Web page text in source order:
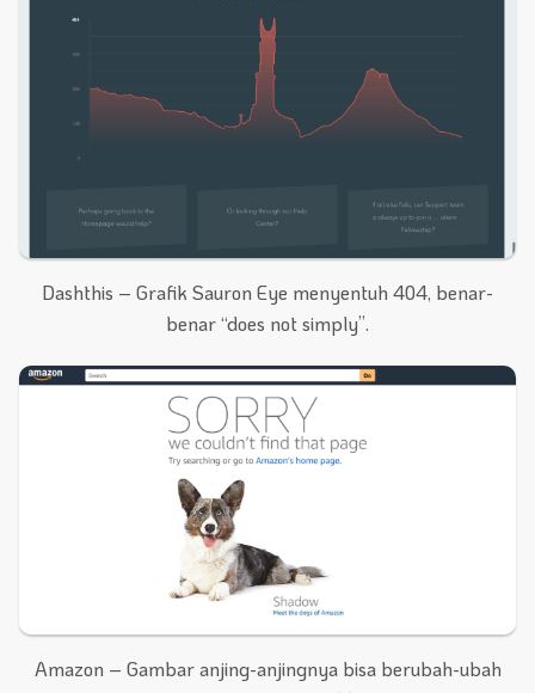
Dashthis – Grafik Sauron Eye menyentuh 404, benar-
benar “does not simply”.
Amazon – Gambar anjing-anjingnya bisa berubah-ubah